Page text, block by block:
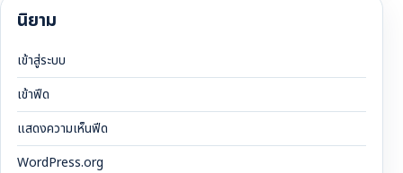
นิยาม
เข้าสู่ระบบ
เข้าฟีด
แสดงความเห็นฟีด
WordPress.org